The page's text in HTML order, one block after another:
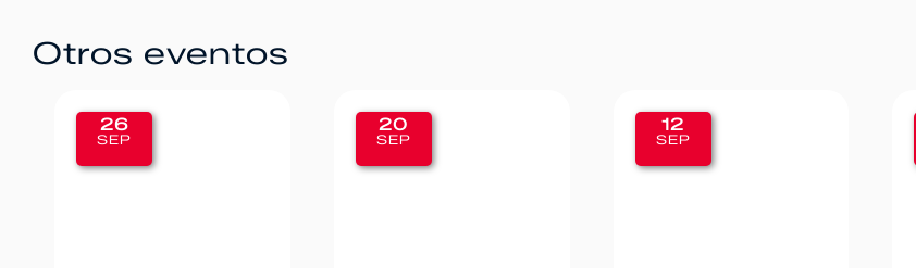
Otros eventos
20
SEP
12
SEP
26
SEP